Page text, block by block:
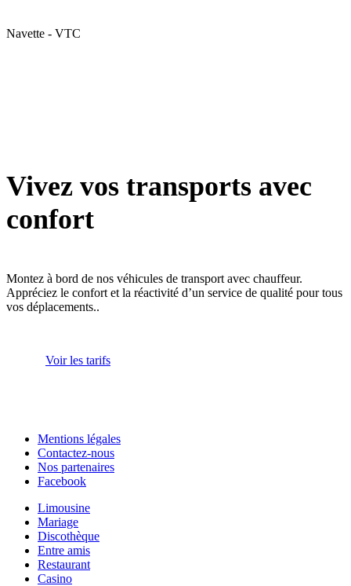
Navette - VTC
Vivez vos transports avec
confort
Montez à bord de nos véhicules de transport avec chauffeur.
Appréciez le confort et la réactivité d’un service de qualité pour tous
vos déplacements..
Voir les tarifs
Mentions légales
Contactez-nous
Nos partenaires
Facebook
Limousine
Mariage
Discothèque
Entre amis
Restaurant
Casino